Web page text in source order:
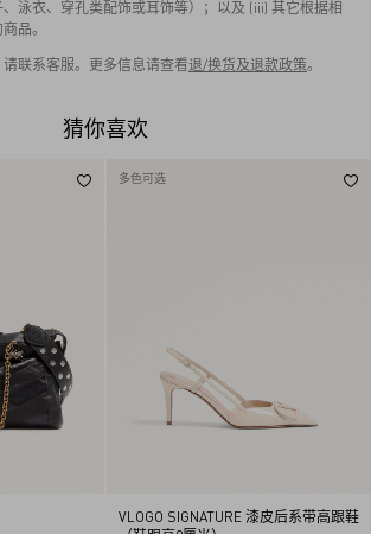
泳衣、穿孔类配饰或耳饰等）；以及 (iii) 其它根据相
品。
联系客服。更多信息请查看退/换货及退款政策。
猜你喜欢
多色可选
VLOGO SIGNATURE 漆皮后系带高跟鞋